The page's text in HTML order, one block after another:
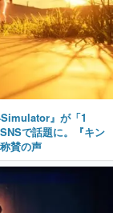
Simulator』が「1
で話題に。『キン
賛の声